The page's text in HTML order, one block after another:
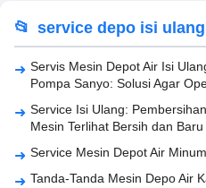
service depo isi ulang
Servis Mesin Depot Air Isi
Pompa Sanyo: Solusi Agar
Service Isi Ulang:
Mesin Terlihat Bersih dan
Service Mesin Depot Air
Tanda-Tanda Mesin Depo Air